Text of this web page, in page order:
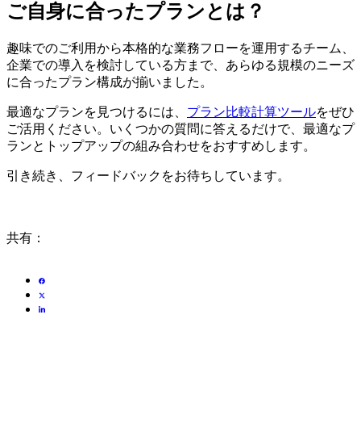
ご自身に合ったプランとは？
趣味でのご利用から本格的な業務フローを運用するチーム、
企業での導入を検討している方まで、あらゆる規模のニーズ
に合ったプラン構成が揃いました。
最適なプランを見つけるには、 プラン比較計算ツールをぜひ
ご活用ください。いくつかの質問に答えるだけで、最適なプ
ランとトップアップの組み合わせをおすすめします。
引き続き、フィードバックをお待ちしています。
共有：